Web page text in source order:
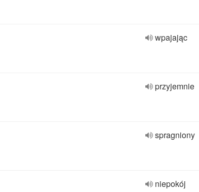
wpajając
przyjemnie
spragniony
niepokój